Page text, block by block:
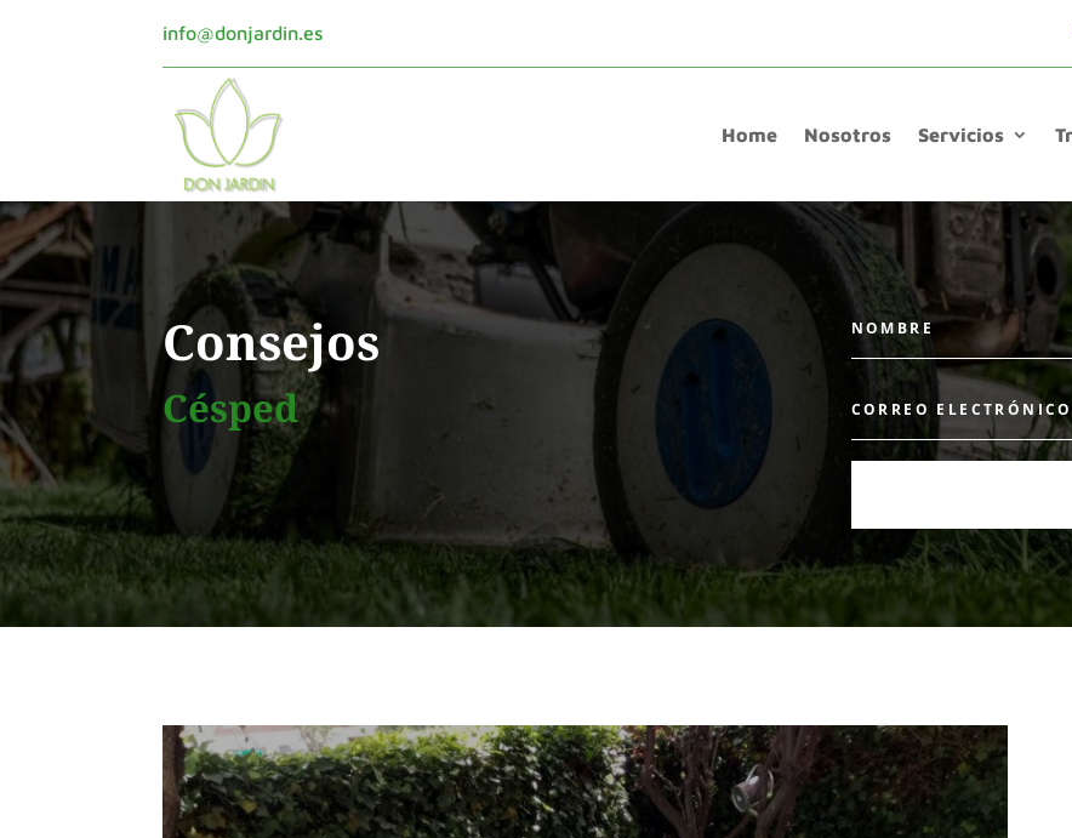
info@donjardin.es
Home Nosotros Servicios
Home Nosotros Servicios
Consejos
Césped